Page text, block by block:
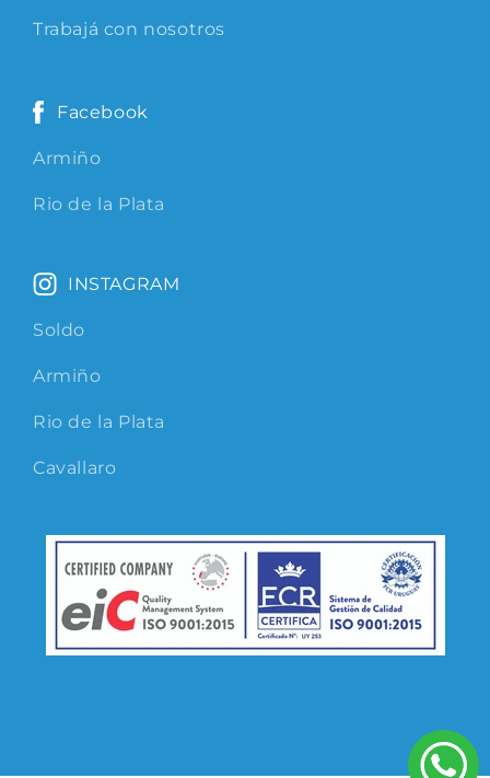
Trabajá con nosotros
Facebook
Armiño
Rio de la Plata
INSTAGRAM
Soldo
Armiño
Rio de la Plata
Cavallaro